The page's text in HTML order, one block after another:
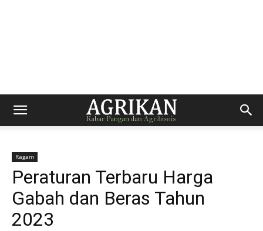
Ragam
Peraturan Terbaru Harga
Gabah dan Beras Tahun
2023